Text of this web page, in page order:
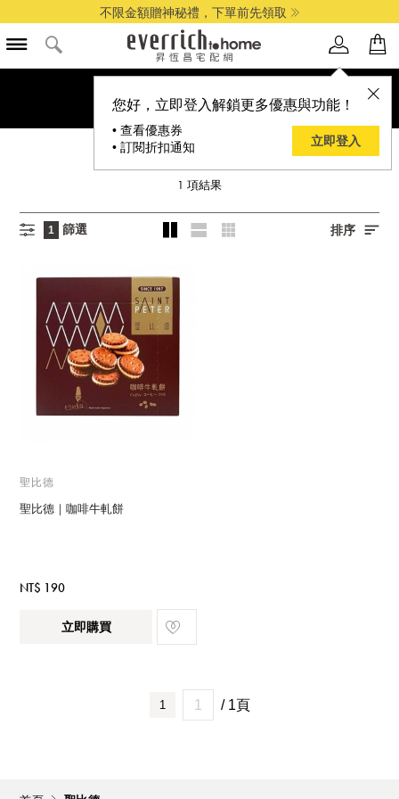
不限金額贈神秘禮，下單前先領取
您好，立即登入解鎖更多優惠與功能！
• 查看優惠券
• 訂閱折扣通知
立即登入
聖比德
1 項結果
1 篩選 排序
聖比德
聖比德｜咖啡牛軋餅
NT$ 190
立即購買
1 / 1頁